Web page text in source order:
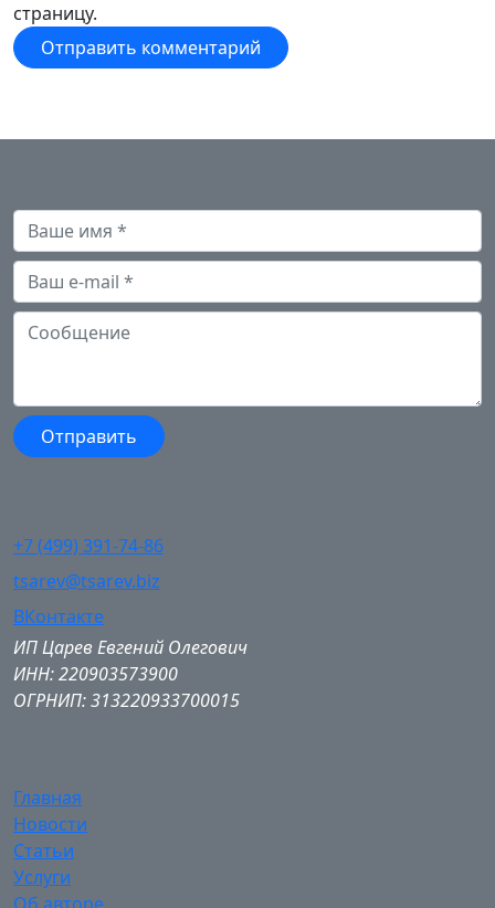
страницу.
+7 (499) 391-74-86
tsarev@tsarev.biz
ВКонтакте
ИП Царев Евгений Олегович
ИНН: 220903573900
ОГРНИП: 313220933700015
Главная
Новости
Статьи
Услуги